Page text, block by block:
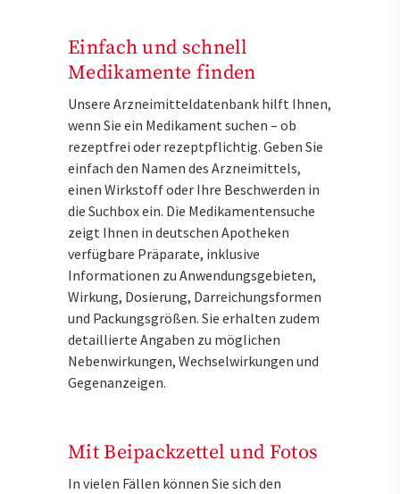
Einfach und schnell
Medikamente finden
Unsere Arzneimitteldatenbank hilft Ihnen,
wenn Sie ein Medikament suchen – ob
rezeptfrei oder rezeptpflichtig. Geben Sie
einfach den Namen des Arzneimittels,
einen Wirkstoff oder Ihre Beschwerden in
die Suchbox ein. Die Medikamentensuche
zeigt Ihnen in deutschen Apotheken
verfügbare Präparate, inklusive
Informationen zu Anwendungsgebieten,
Wirkung, Dosierung, Darreichungsformen
und Packungsgrößen. Sie erhalten zudem
detaillierte Angaben zu möglichen
Nebenwirkungen, Wechselwirkungen und
Gegenanzeigen.
Mit Beipackzettel und Fotos
In vielen Fällen können Sie sich den